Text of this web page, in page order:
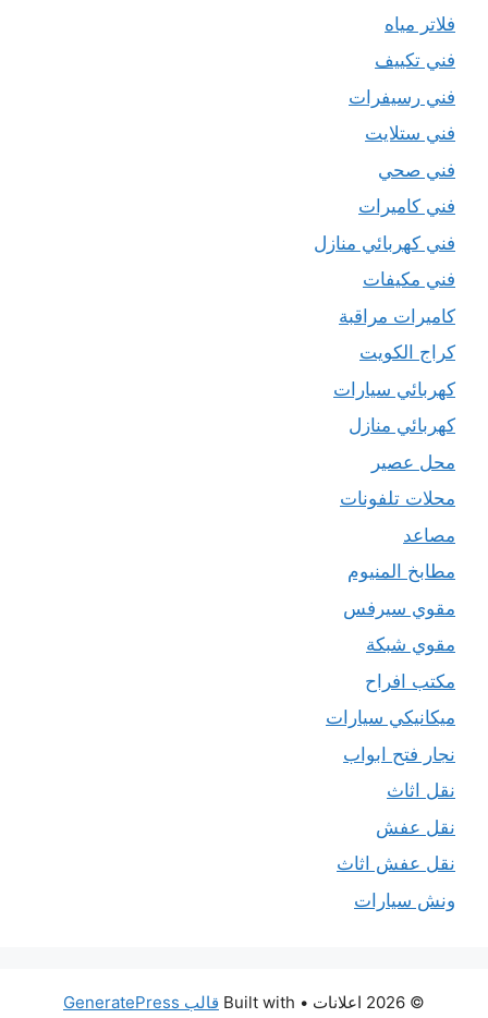
فلاتر مياه
فني تكييف
فني رسيفرات
فني ستلايت
فني صحي
فني كاميرات
فني كهربائي منازل
فني مكيفات
كاميرات مراقبة
كراج الكويت
كهربائي سيارات
كهربائي منازل
محل عصير
محلات تلفونات
مصاعد
مطابخ المنيوم
مقوي سيرفس
مقوي شبكة
مكتب افراح
ميكانيكي سيارات
نجار فتح ابواب
نقل اثاث
نقل عفش
نقل عفش اثاث
ونش سيارات
© 2026 اعلانات • Built with قالب GeneratePress